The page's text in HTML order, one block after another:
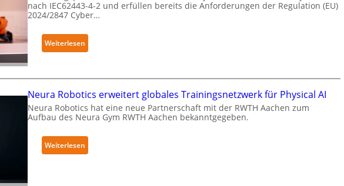
nach IEC62443-4-2 und erfüllen bereits die Anforderungen der Regulation (EU)
2024/2847 Cyber…
Weiterlesen:
K
k
a
e
r
ä
l
Neura Robotics erweitert globales Trainingsnetzwerk für Physical AI
Neura Robotics hat eine neue Partnerschaft mit der RWTH Aachen zum
Aufbau des Neura Gym RWTH Aachen bekanntgegeben.
Weiterlesen:
N